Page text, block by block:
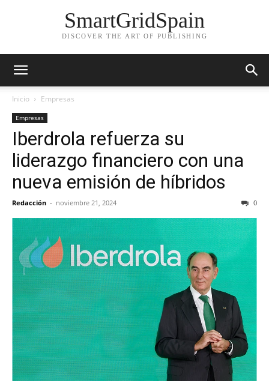
SmartGridSpain
DISCOVER THE ART OF PUBLISHING
Inicio Empresas
Empresas
Iberdrola refuerza su
liderazgo financiero con una
nueva emisión de híbridos
Redacción - noviembre 21, 2024 0